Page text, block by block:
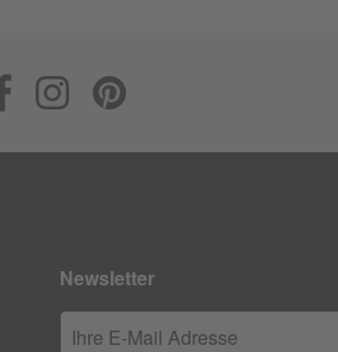
Newsletter
Ihre E-Mail Adresse